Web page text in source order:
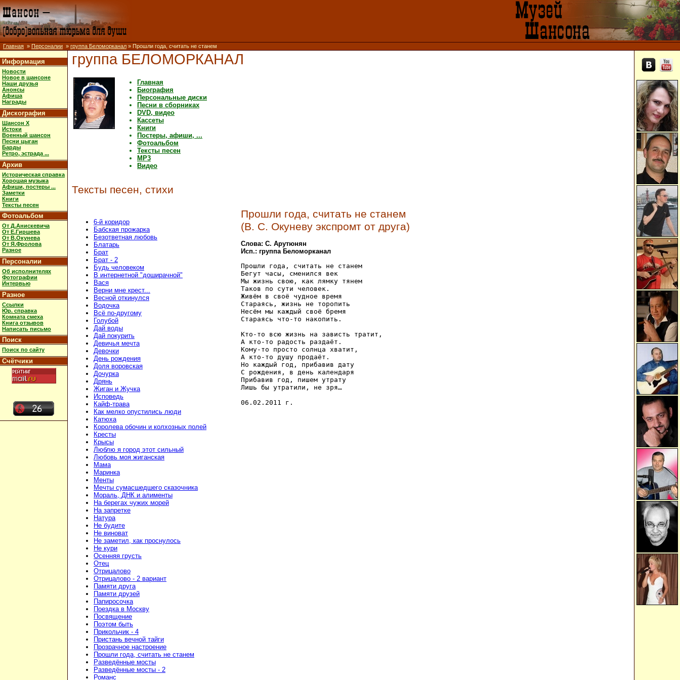
Главная » Персоналии » группа Беломорканал » Прошли года, считать не станем
Информация
Новости
Новое в шансоне
Наши друзья
Анонсы
Афиша
Награды
Дискография
Шансон X
Истоки
Военный шансон
Песни цыган
Барды
Ретро, эстрада ...
Архив
Историческая справка
Хорошая музыка
Афиши, постеры ...
Заметки
Книги
Тексты песен
Фотоальбом
От Д.Анискевича
От Е.Гиршева
От В.Окунева
От Я.Фролова
Разное
Персоналии
Об исполнителях
Фотографии
Интервью
Разное
Ссылки
Юр. справка
Комната смеха
Книга отзывов
Написать письмо
Поиск
Поиск по сайту
Счётчики
группа БЕЛОМОРКАНАЛ
Главная
Биография
Персональные диски
Песни в сборниках
DVD, видео
Кассеты
Книги
Постеры, афиши, ...
Фотоальбом
Тексты песен
MP3
Видео
Тексты песен, стихи
6-й коридор
Бабская прожарка
Безответная любовь
Блатарь
Брат
Брат - 2
Будь человеком
В интернетной "доширачной"
Вася
Верни мне крест...
Весной откинулся
Водочка
Всё по-другому
Голубой
Дай воды
Дай покурить
Девичья мечта
Девочки
День рождения
Доля воровская
Дочурка
Дрянь
Жиган и Жучка
Исповедь
Кайф-трава
Как мелко опустились люди
Катюха
Королева обочин и колхозных полей
Кресты
Крысы
Люблю я город этот сильный
Любовь моя жиганская
Мама
Маринка
Менты
Мечты сумасшедшего сказочника
Мораль, ДНК и алименты
На берегах чужих морей
На запретке
Натура
Не будите
Не виноват
Не заметил, как проснулось
Не кури
Осенняя грусть
Отец
Отрицалово
Отрицалово - 2 вариант
Памяти друга
Памяти друзей
Папиросочка
Поездка в Москву
Посвящение
Поэтом быть
Прикольчик - 4
Пристань вечной тайги
Прозрачное настроение
Прошли года, считать не станем
Разведённые мосты
Разведённые мосты - 2
Романс
Прошли года, считать не станем
(В. С. Окуневу экспромт от друга)
Слова: С. Арутюнян
Исп.: группа Беломорканал
Прошли года, считать не станем
Бегут часы, сменился век
Мы жизнь свою, как лямку тянем
Таков по сути человек.
Живём в своё чудное время
Стараясь, жизнь не торопить
Несём мы каждый своё бремя
Стараясь что-то накопить.
Кто-то всю жизнь на зависть тратит,
А кто-то радость раздаёт.
Кому-то просто солнца хватит,
А кто-то душу продаёт.
Но каждый год, прибавив дату
С рождения, в день календаря
Прибавив год, пишем утрату
Лишь бы утратили, не зря…
06.02.2011 г.